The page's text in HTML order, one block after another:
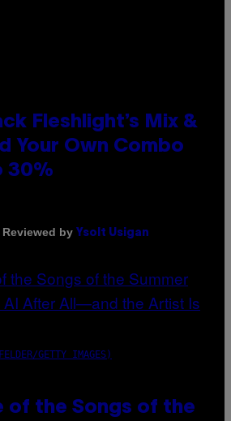
Fleshlight’s Mix &
Your Own Combo
30%
Reviewed by Ysolt Usigan
GETTY IMAGES)
of the Songs of the